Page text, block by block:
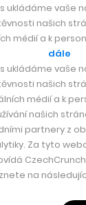
firmy se
žebříčku
a šesté místo.
je moment,
firmy – to
měla pocit,
byla
svým
tak chce
ukládáme vaše
našich
médií a k
dále
ukládáme vaše
našich
médií a k
našich
partnery z
Za tyto
na